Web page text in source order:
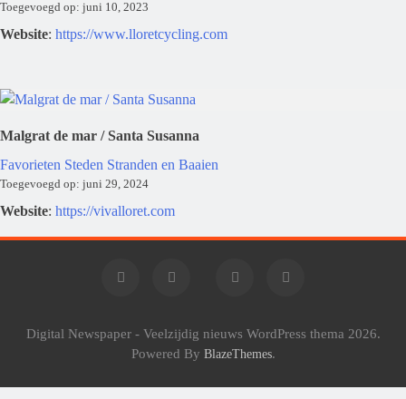
Toegevoegd op: juni 10, 2023
Website: https://www.lloretcycling.com
Malgrat de mar / Santa Susanna
Favorieten Steden Stranden en Baaien
Toegevoegd op: juni 29, 2024
Website: https://vivalloret.com
Digital Newspaper - Veelzijdig nieuws WordPress thema 2026.
Powered By BlazeThemes.